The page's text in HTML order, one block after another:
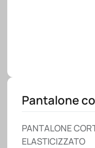
Pantalone
PANTALONE
ELASTICIZZATO